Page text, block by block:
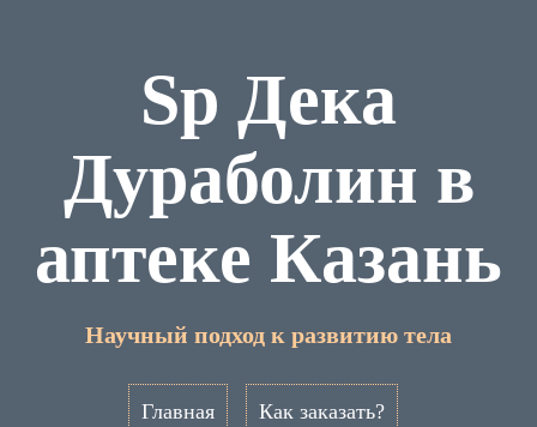
Sp Дека
Дураболин в
аптеке Казань
Научный подход к развитию тела
Главная Как заказать?